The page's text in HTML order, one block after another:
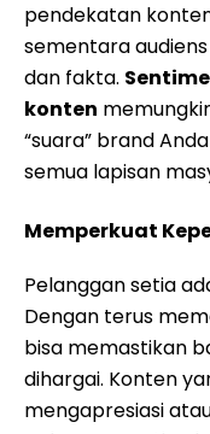
pendekatan
sementara
dan fakta.
konten
“suara” brand
semua lapisan
Memperkuat
Pelanggan setia
Dengan terus
bisa memastikan
dihargai. Konten
mengapresiasi